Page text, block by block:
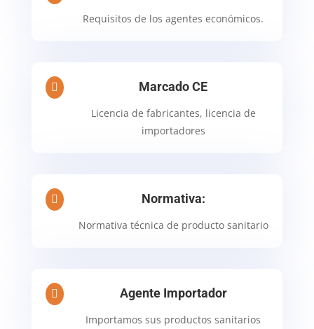
Requisitos de los agentes económicos.
 Marcado CE
Licencia de fabricantes, licencia de
importadores
 Normativa:
Normativa técnica de producto sanitario
 Agente Importador
Importamos sus productos sanitarios